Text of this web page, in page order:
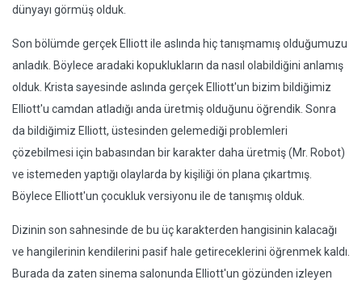
dünyayı görmüş olduk.
Son bölümde gerçek Elliott ile aslında hiç tanışmamış olduğumuzu
anladık. Böylece aradaki kopuklukların da nasıl olabildiğini anlamış
olduk. Krista sayesinde aslında gerçek Elliott'un bizim bildiğimiz
Elliott'u camdan atladığı anda üretmiş olduğunu öğrendik. Sonra
da bildiğimiz Elliott, üstesinden gelemediği problemleri
çözebilmesi için babasından bir karakter daha üretmiş (Mr. Robot)
ve istemeden yaptığı olaylarda by kişiliği ön plana çıkartmış.
Böylece Elliott'un çocukluk versiyonu ile de tanışmış olduk.
Dizinin son sahnesinde de bu üç karakterden hangisinin kalacağı
ve hangilerinin kendilerini pasif hale getireceklerini öğrenmek kaldı.
Burada da zaten sinema salonunda Elliott'un gözünden izleyen